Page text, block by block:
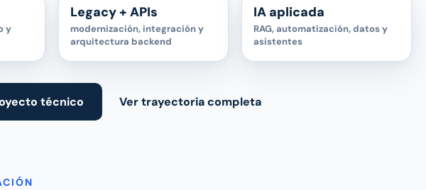
y
Legacy + APIs
modernización, integración y
arquitectura backend
IA aplicada
RAG, automatización, datos y
asistentes
técnico Ver trayectoria completa